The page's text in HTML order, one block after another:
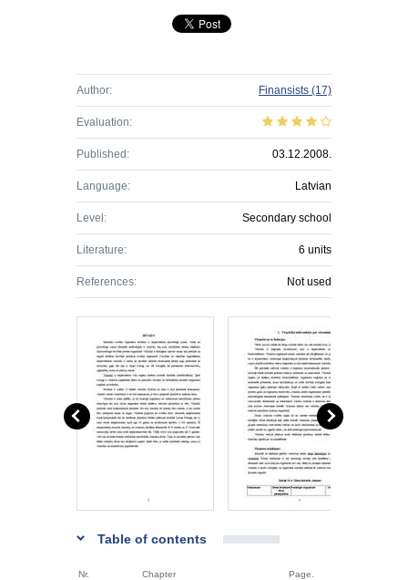
Author: Finansists (17)
Evaluation:
Published: 03.12.2008.
Language: Latvian
Level: Secondary school
Literature: 6 units
References: Not used
Table of contents
Nr. Chapter Page.